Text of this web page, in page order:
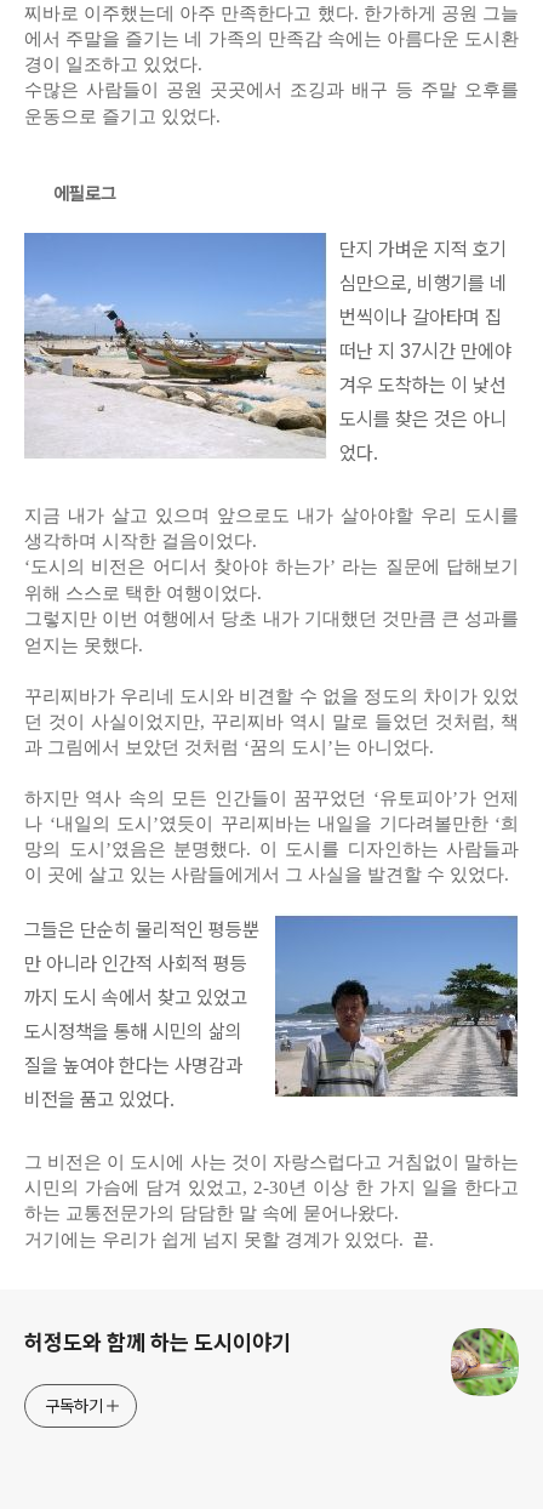
찌바로 이주했는데 아주 만족한다고 했다. 한가하게 공원 그늘
에서 주말을 즐기는 네 가족의 만족감 속에는 아름다운 도시환
경이 일조하고 있었다.
수많은 사람들이 공원 곳곳에서 조깅과 배구 등 주말 오후를
운동으로 즐기고 있었다.
에필로그
단지 가벼운 지적 호기
심만으로, 비행기를 네
번씩이나 갈아타며 집
떠난 지 37시간 만에야
겨우 도착하는 이 낯선
도시를 찾은 것은 아니
었다.
지금 내가 살고 있으며 앞으로도 내가 살아야할 우리 도시를
생각하며 시작한 걸음이었다.
‘도시의 비전은 어디서 찾아야 하는가’ 라는 질문에 답해보기
위해 스스로 택한 여행이었다.
그렇지만 이번 여행에서 당초 내가 기대했던 것만큼 큰 성과를
얻지는 못했다.
꾸리찌바가 우리네 도시와 비견할 수 없을 정도의 차이가 있었
던 것이 사실이었지만, 꾸리찌바 역시 말로 들었던 것처럼, 책
과 그림에서 보았던 것처럼 ‘꿈의 도시’는 아니었다.
하지만 역사 속의 모든 인간들이 꿈꾸었던 ‘유토피아’가 언제
나 ‘내일의 도시’였듯이 꾸리찌바는 내일을 기다려볼만한 ‘희
망의 도시’였음은 분명했다. 이 도시를 디자인하는 사람들과
이 곳에 살고 있는 사람들에게서 그 사실을 발견할 수 있었다.
그들은 단순히 물리적인 평등뿐
만 아니라 인간적 사회적 평등
까지 도시 속에서 찾고 있었고
도시정책을 통해 시민의 삶의
질을 높여야 한다는 사명감과
비전을 품고 있었다.
그 비전은 이 도시에 사는 것이 자랑스럽다고 거침없이 말하는
시민의 가슴에 담겨 있었고, 2-30년 이상 한 가지 일을 한다고
하는 교통전문가의 담담한 말 속에 묻어나왔다.
거기에는 우리가 쉽게 넘지 못할 경계가 있었다. 끝.
허정도와 함께 하는 도시이야기
구독하기